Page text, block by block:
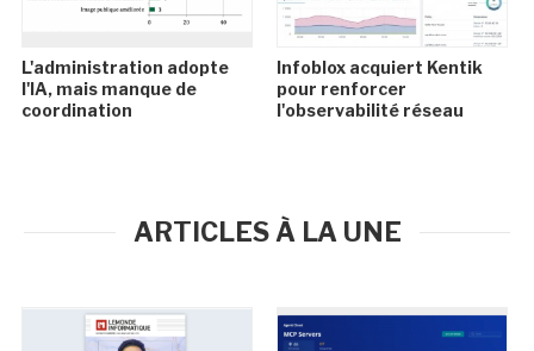
L'administration adopte
l'IA, mais manque de
coordination
Infoblox acquiert Kentik
pour renforcer
l'observabilité réseau
ARTICLES À LA UNE